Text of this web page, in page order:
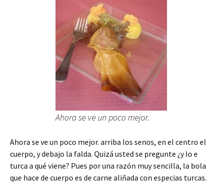
Ahora se ve un poco mejor.
Ahora se ve un poco mejor. arriba los senos, en el centro el
cuerpo, y debajo la falda. Quizá usted se pregunte ¿y lo e
turca a qué viene? Pues por una razón muy sencilla, la bola
que hace de cuerpo es de carne aliñada con especias turcas.